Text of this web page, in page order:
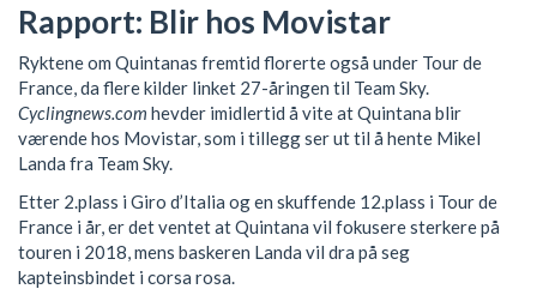
Rapport: Blir hos Movistar
Ryktene om Quintanas fremtid florerte også under Tour de
France, da flere kilder linket 27-åringen til Team Sky.
Cyclingnews.com hevder imidlertid å vite at Quintana blir
værende hos Movistar, som i tillegg ser ut til å hente Mikel
Landa fra Team Sky.
Etter 2.plass i Giro d’Italia og en skuffende 12.plass i Tour de
France i år, er det ventet at Quintana vil fokusere sterkere på
touren i 2018, mens baskeren Landa vil dra på seg
kapteinsbindet i corsa rosa.